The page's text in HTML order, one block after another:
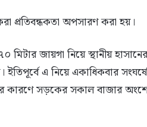
প্রতিবন্ধকতা অপসারণ করা হয়।
মিটার জায়গা নিয়ে স্থানীয়
এ নিয়ে একাধিকবার
কারণে সড়কের সকাল বাজার